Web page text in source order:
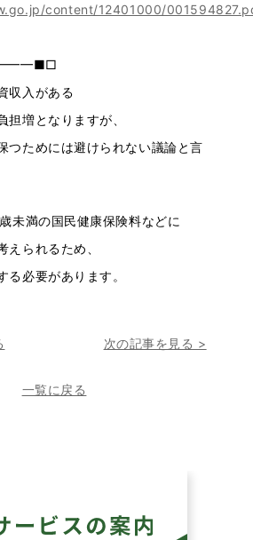
content/12401000/
収入がある
担増となりますが、
つためには避けられない議論と言
未満の国民健康保険料などに
えられるため、
る必要があります。
次の記事を見る >
一覧に戻る